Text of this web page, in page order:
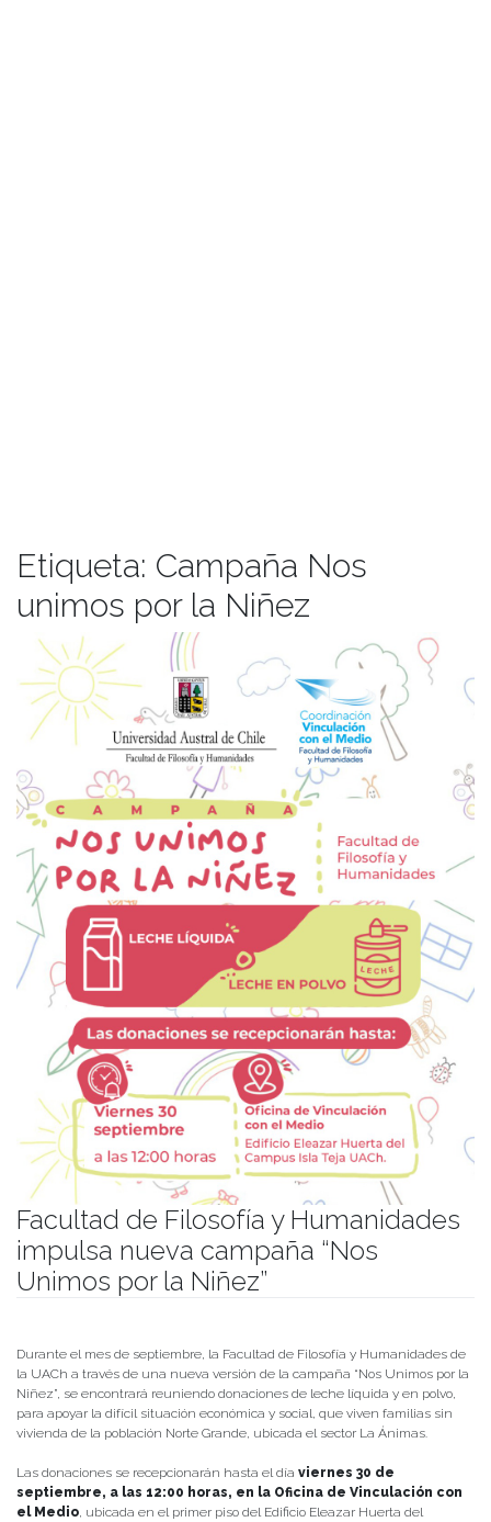
Etiqueta: Campaña Nos
unimos por la Niñez
Facultad de Filosofía y Humanidades
impulsa nueva campaña “Nos
Unimos por la Niñez”
Durante el mes de septiembre, la Facultad de Filosofía y Humanidades de
la UACh a través de una nueva versión de la campaña “Nos Unimos por la
Niñez”, se encontrará reuniendo donaciones de leche líquida y en polvo,
para apoyar la difícil situación económica y social, que viven familias sin
vivienda de la población Norte Grande, ubicada el sector La Ánimas.
Las donaciones se recepcionarán hasta el día viernes 30 de
septiembre, a las 12:00 horas, en la Oficina de Vinculación con
el Medio, ubicada en el primer piso del Edificio Eleazar Huerta del